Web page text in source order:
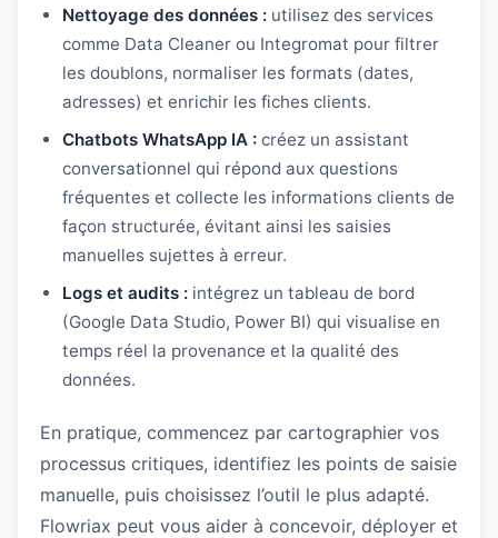
Nettoyage des données : utilisez des services
comme Data Cleaner ou Integromat pour filtrer
les doublons, normaliser les formats (dates,
adresses) et enrichir les fiches clients.
Chatbots WhatsApp IA : créez un assistant
conversationnel qui répond aux questions
fréquentes et collecte les informations clients de
façon structurée, évitant ainsi les saisies
manuelles sujettes à erreur.
Logs et audits : intégrez un tableau de bord
(Google Data Studio, Power BI) qui visualise en
temps réel la provenance et la qualité des
données.
En pratique, commencez par cartographier vos
processus critiques, identifiez les points de saisie
manuelle, puis choisissez l’outil le plus adapté.
Flowriax peut vous aider à concevoir, déployer et